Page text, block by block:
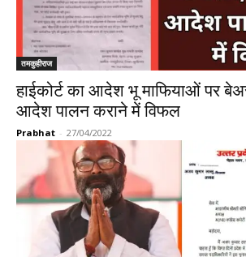
तमकुहीराज
हाईकोर्ट का आदेश भू माफियाओं पर
आदेश पालन कराने में विफल
Prabhat - 27/04/2022